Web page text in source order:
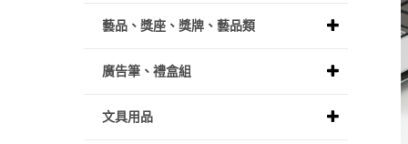
藝品、獎座、獎牌、藝品類
廣告筆、禮盒組
文具用品